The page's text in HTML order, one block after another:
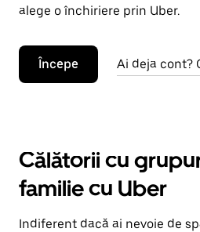
alege o închiriere prin Uber.
Începe Ai deja cont?
Călătorii cu
familie cu Uber
Indiferent dacă ai nevoie de